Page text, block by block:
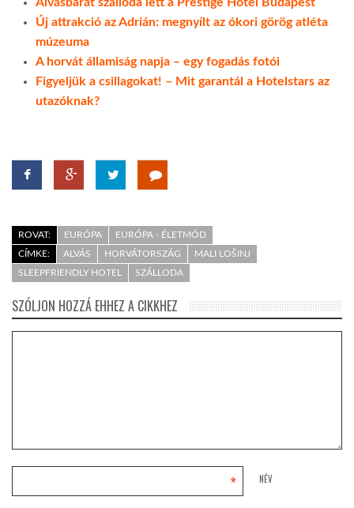
Alvásbarát szálloda lett a Prestige Hotel Budapest
Új attrakció az Adrián: megnyílt az ókori görög atléta
múzeuma
A horvát államiság napja – egy fogadás fotói
Figyeljük a csillagokat! – Mit garantál a Hotelstars az
utazóknak?
ROVAT: EURÓPA
EURÓPA - ÉLETMÓD
CÍMKE:
ALVÁS HORVÁTORSZÁG
MALI LOŠINJ
SLEEPFRIENDLY HOTEL
SZÁLLODA
SZÓLJON HOZZÁ EHHEZ A CIKKHEZ
NÉV
*